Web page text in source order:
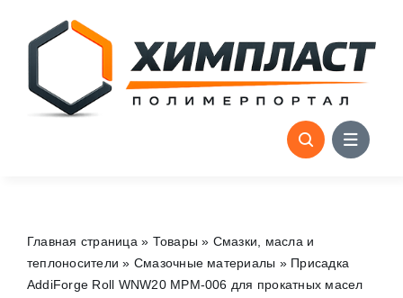
content
Главная страница » Товары » Смазки, масла и
теплоносители » Смазочные материалы » Присадка
AddiForge Roll WNW20 MPM-006 для прокатных масел